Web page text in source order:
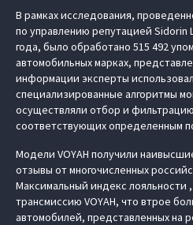
В рамках исследования,
по управлению репутацией Sidorin
года, было обработано 515 492
автомобильных марках,
информации эксперты
специализированные алгоритмы
осуществляли отбор и
соответствующих определенным
Модели VOYAH получили
отзывы от многочисленных
Максимальный индекс лояльности
трансмиссию VOYAH, что втрое
автомобилей, представленных на